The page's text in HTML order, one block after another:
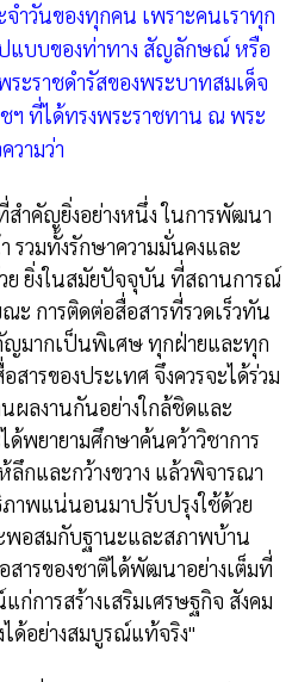
ำวันของทุกคน เพราะคนเราทุก
แบบของท่าทาง สัญลักษณ์ หรือ
ะราชดำรัสของพระบาทสมเด็จ
ฯ ที่ได้ทรงพระราชทาน ณ พระ
วามว่า
สำคัญยิ่งอย่างหนึ่ง ในการพัฒนา
รวมทั้งรักษาความมั่นคงและ
ย ยิ่งในสมัยปัจจุบัน ที่สถานการณ์
ะ การติดต่อสื่อสารที่รวดเร็วทัน
ญมากเป็นพิเศษ ทุกฝ่ายและทุก
ารของประเทศ จึงควรจะได้ร่วม
ผลงานกันอย่างใกล้ชิดและ
พยายามศึกษาค้นคว้าวิชาการ
กและกว้างขวาง แล้วพิจารณา
าพแน่นอนมาปรับปรุงใช้ด้วย
พอสมกับฐานะและสภาพบ้าน
สารของชาติได้พัฒนาอย่างเต็มที่
ก่การสร้างเสริมเศรษฐกิจ สังคม
ด้อย่างสมบูรณ์แท้จริง"